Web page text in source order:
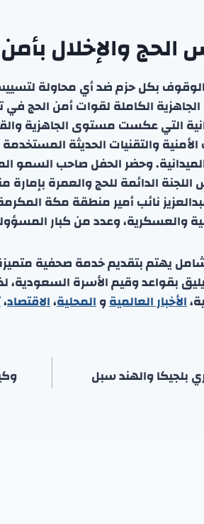
والإخلال
بكل حزم ضد أي محاولة لتسييس
الكاملة لقوات أمن الحج
التي عكست مستوى الجاهزية
الأمنية والتقنيات الحديثة
وحضر الحفل صاحب السمو
اللجنة الدائمة للحج والعمرة
نائب أمير منطقة مكة
والعسكرية، وعدد من كبار
يهتم بتقديم خدمة صحفية متميزة
بقواعد وقيم الأسرة
الأخبار العالميةوالمحلية،الاقتصاد،
بلجيكا والهند سبل